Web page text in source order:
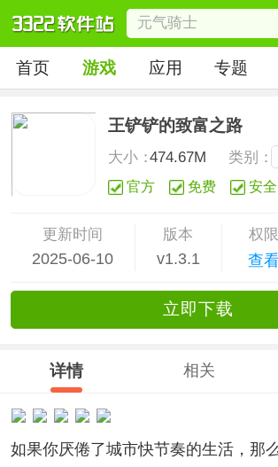
首页 游戏 应用 专题
王铲铲的致富之路
大小：474.67M 类别：
官方 免费 安全
更新时间
2025-06-10
版本
v1.3.1
权限
查
立即下载
详情 相关
如果你厌倦了城市快节奏的生活，那